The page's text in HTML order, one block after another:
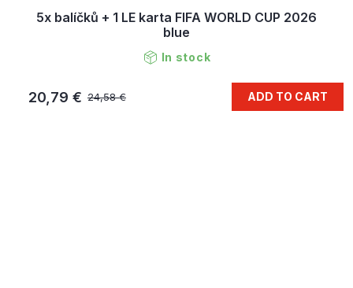
5x balíčků + 1 LE karta FIFA WORLD CUP 2026
blue
In stock
24,58 €
20,79 € ADD TO CART